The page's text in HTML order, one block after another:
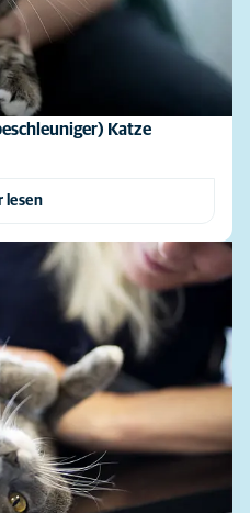
Katze
lesen